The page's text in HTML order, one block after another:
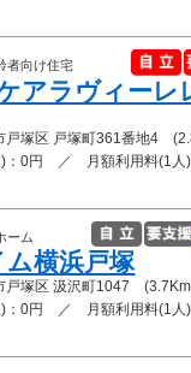
者向け住宅
アラヴィーレ
戸塚区 戸塚町361番地4
)：0円 ／ 月額利用料(1人
ーム
横浜戸塚
戸塚区 汲沢町1047
)：0円 ／ 月額利用料(1人)